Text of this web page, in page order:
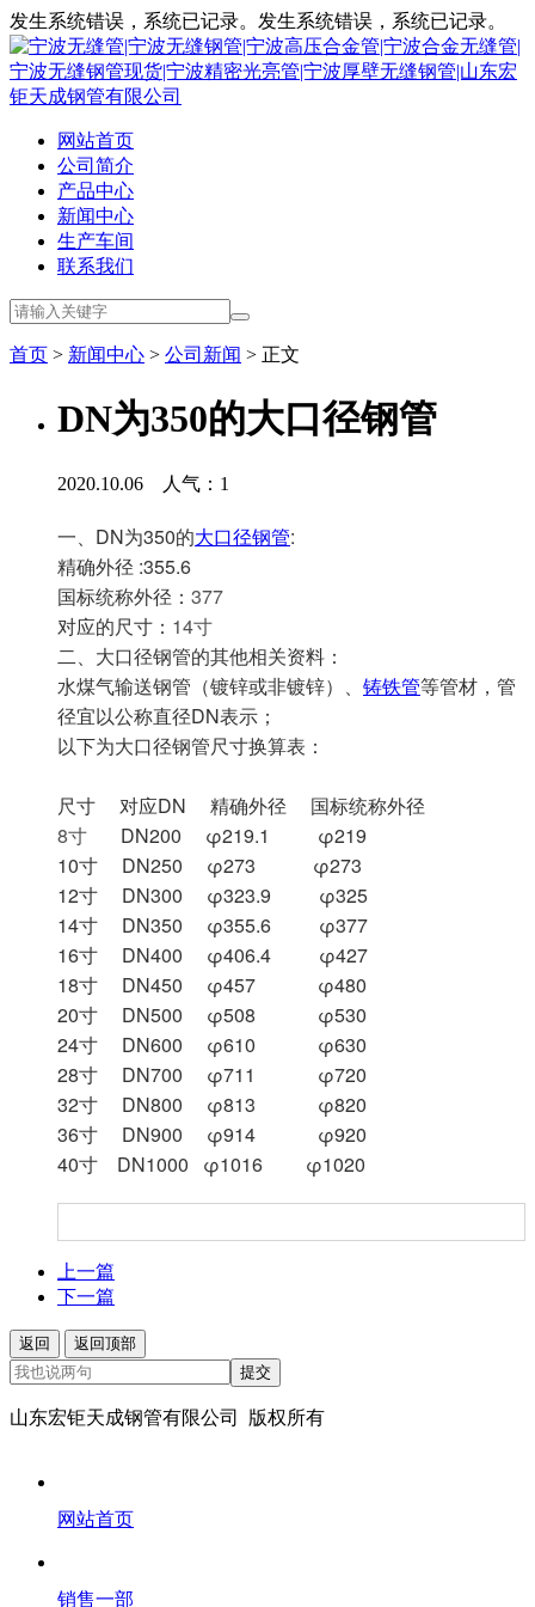
发生系统错误，系统已记录。发生系统错误，系统已记录。
网站首页
公司简介
产品中心
新闻中心
生产车间
联系我们
首页 > 新闻中心 > 公司新闻 > 正文
DN为350的大口径钢管
2020.10.06 人气： 1
一、DN为350的大口径钢管:
精确外径 :355.6
国标统称外径： 377
对应的尺寸： 14寸
二、大口径钢管的其他相关资料：
水煤气输送钢管（镀锌或非镀锌）、 铸铁管等管材，管
径宜以公称直径DN表示；
以下为大口径钢管尺寸换算表：
尺寸 对应DN 精确外径 国标统称外径
8寸 DN200 φ219.1 φ219
10寸 DN250 φ273 φ273
12寸 DN300 φ323.9 φ325
14寸 DN350 φ355.6 φ377
16寸 DN400 φ406.4 φ427
18寸 DN450 φ457 φ480
20寸 DN500 φ508 φ530
24寸 DN600 φ610 φ630
28寸 DN700 φ711 φ720
32寸 DN800 φ813 φ820
36寸 DN900 φ914 φ920
40寸 DN1000 φ1016 φ1020
上一篇
下一篇
返回
返回顶部
提交
山东宏钜天成钢管有限公司 版权所有
网站首页
销售一部